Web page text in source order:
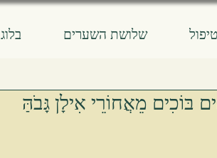
שלושת השערים בלוג
בּוֹכִים מֵאֲחוֹרֵי אִילָן גָּבֹהַּ